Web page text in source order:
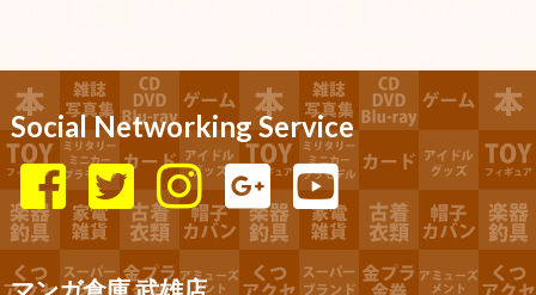
Social Networking Service
マンガ倉庫 武雄店